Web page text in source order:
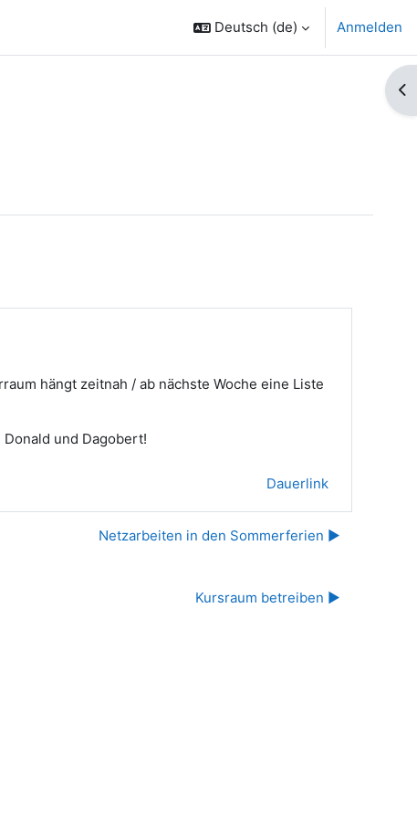
Deutsch ‎(de)‎ Anmelden
hängt zeitnah / ab nächste Woche eine Liste
und Dagobert!
Dauerlink
Netzarbeiten in den Sommerferien ▶︎
Kursraum betreiben ▶︎